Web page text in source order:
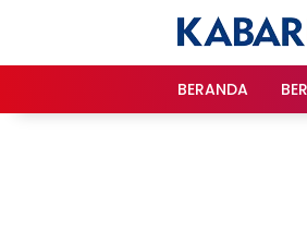
BERANDA